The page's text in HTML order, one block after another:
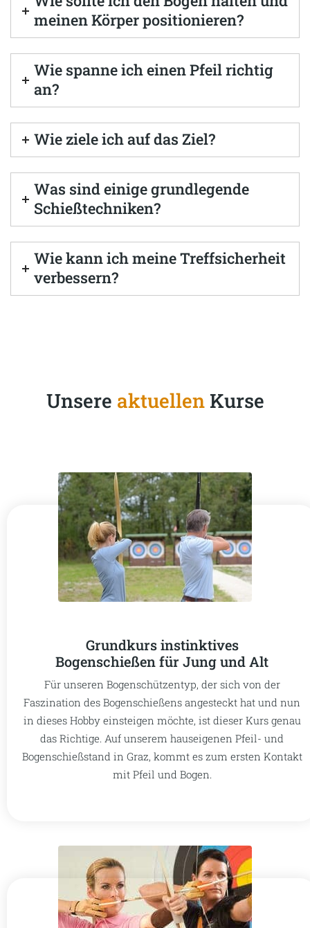
meinen Körper positionieren?
Wie spanne ich einen Pfeil richtig
an?
Wie ziele ich auf das Ziel?
Was sind einige grundlegende
Schießtechniken?
Wie kann ich meine Treffsicherheit
verbessern?
Unsere aktuellenKurse
Grundkurs instinktives
Bogenschießen für Jung und Alt
Für unseren Bogenschützentyp, der sich von der
Faszination des Bogenschießens angesteckt hat und nun
in dieses Hobby einsteigen möchte, ist dieser Kurs genau
das Richtige. Auf unserem hauseigenen Pfeil- und
Bogenschießstand in Graz, kommt es zum ersten Kontakt
mit Pfeil und Bogen.